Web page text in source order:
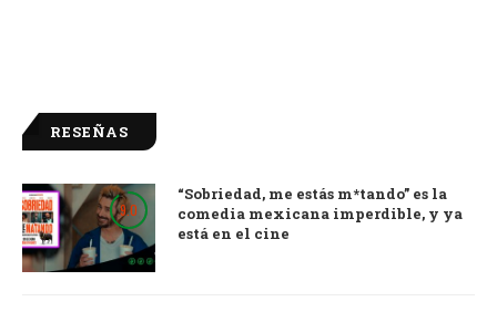
RESEÑAS
9.0
“Sobriedad, me estás m*tando” es la
comedia mexicana imperdible, y ya
está en el cine